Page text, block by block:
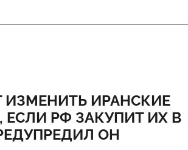
ИРАНСКИЕ
РФ ЗАКУПИТ ИХ В
ОН